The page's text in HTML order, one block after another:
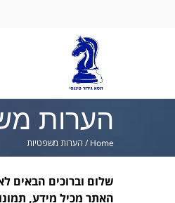
הערות
Home
/ הערות משפטיות
שלום וברוכים הבאים לאתר הבית